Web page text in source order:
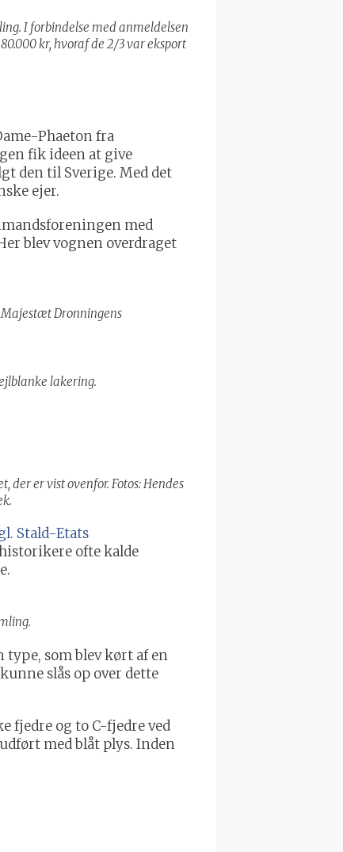
I forbindelse med anmeldelsen
kr, hvoraf de 2/3 var eksport
Phaeton fra
fik ideen at give
den til Sverige. Med det
ejer.
med
blev vognen overdraget
Majestæt Dronningens
lakering.
der er vist ovenfor. Fotos: Hendes
Stald-Etats
ofte kalde
type, som blev kørt af en
slås op over dette
fjedre og to C-fjedre ved
med blåt plys. Inden